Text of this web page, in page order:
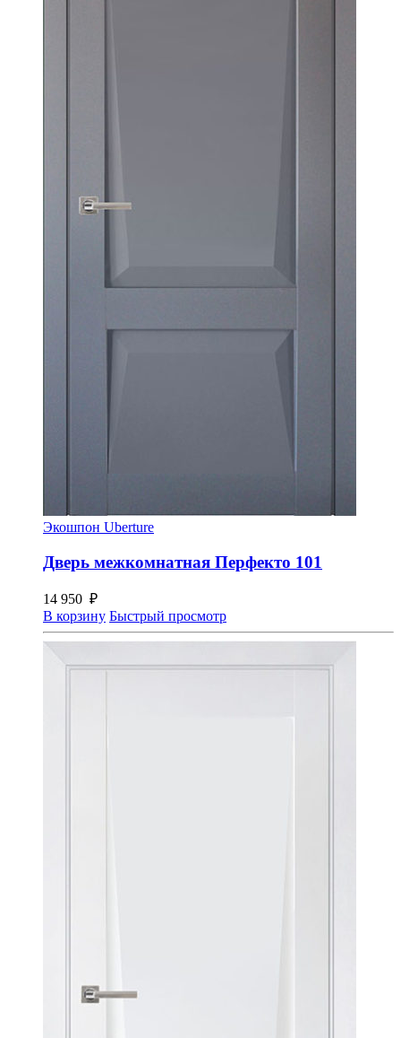
Экошпон Uberture
Дверь межкомнатная Перфекто 101
14 950 ₽
В корзину Быстрый просмотр